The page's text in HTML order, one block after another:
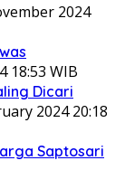
2024
18:53 WIB
Dicari
2024 20:18
Saptosari